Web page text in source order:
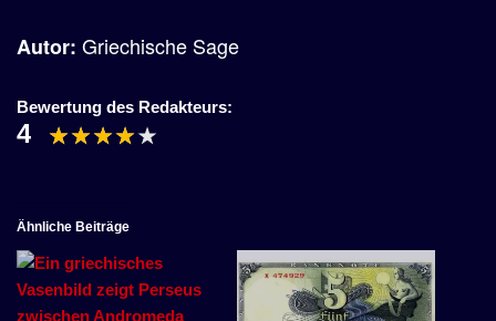
Autor: Griechische Sage
Bewertung des Redakteurs:
4
Ähnliche Beiträge